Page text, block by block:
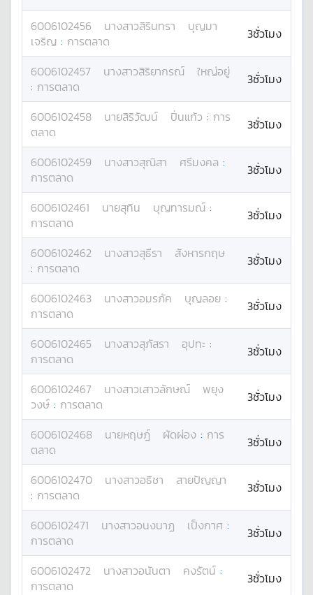
6006102456
นางสาวสิรินทรา
บุญมา
เจริญ : การตลาด 3ชั่วโมง
6006102457 นางสาวสิริยากรณ์
ใหญ่อยู่
: การตลาด 3ชั่วโมง
6006102458 นายสิริวัฒน์ ปิ่นแก้ว : การ
ตลาด
3ชั่วโมง
6006102459 นางสาวสุณิสา ศรีมงคล :
การตลาด
3ชั่วโมง
6006102461 นายสุทิน บุญทารมณ์ :
การตลาด
3ชั่วโมง
6006102462 นางสาวสุธีรา
สังหารกฤษ
: การตลาด 3ชั่วโมง
6006102463 นางสาวอมรภัค บุญลอย :
การตลาด
3ชั่วโมง
6006102465 นางสาวสุภัสรา อุปทะ :
การตลาด
3ชั่วโมง
6006102467 นางสาวเสาวลักษณ์
พยุง
วงษ์ : การตลาด 3ชั่วโมง
6006102468 นายหฤษฎ์ ผัดผ่อง : การ
ตลาด
3ชั่วโมง
6006102470 นางสาวอธิชา
สายปัญญา
: การตลาด 3ชั่วโมง
6006102471 นางสาวอนงนาฏ เป็งกาศ :
การตลาด
3ชั่วโมง
6006102472 นางสาวอนันตา คงรัตน์ :
การตลาด
3ชั่วโมง